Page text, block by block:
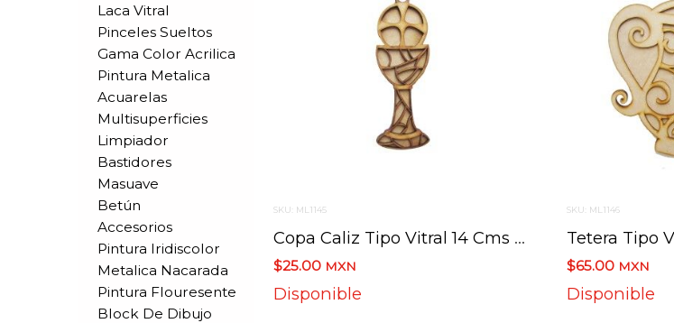
Laca Vitral
Pinceles Sueltos
Gama Color Acrilica
Pintura Metalica
Acuarelas
Multisuperficies
Limpiador
Bastidores
Masuave
Betún
Accesorios
Pintura Iridiscolor
Metalica Nacarada
Pintura Flouresente
Block De Dibujo
SKU: ML1145
Copa Caliz Tipo Vitral 14 Cms X 5 Cms
$25.00 MXN
Disponible
SKU: ML1146
$65.00 MXN
Disponible